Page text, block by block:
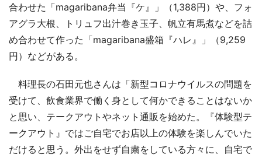
合わせた「magaribana弁当『ケ』」（1,388円）や、フォ
アグラ大根、トリュフ出汁巻き玉子、帆立有馬煮などを詰
め合わせて作った「magaribana盛箱『ハレ』」（9,259
円）などがある。
料理長の石田元也さんは「新型コロナウイルスの問題を
受けて、飲食業界で働く身として何かできることはないか
と思い、テークアウトやネット通販を始めた。『体験型テ
ークアウト』ではご自宅でお店以上の体験を楽しんでいた
だけると思う。外出をせず自粛をしている方々に、自宅で